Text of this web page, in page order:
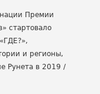
Премии
стартовало
и регионы,
Рунета в 2019 /